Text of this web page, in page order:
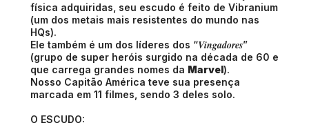
física adquiridas, seu escudo é feito de Vibranium
(um dos metais mais resistentes do mundo nas
HQs).
Ele também é um dos líderes dos “Vingadores”
(grupo de super heróis surgido na década de 60 e
que carrega grandes nomes da Marvel).
Nosso Capitão América teve sua presença
marcada em 11 filmes, sendo 3 deles solo.
O ESCUDO: